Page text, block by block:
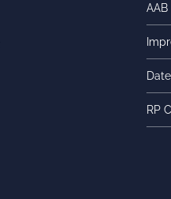
AAB
RP